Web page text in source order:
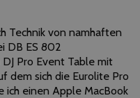
Technik von namhaften
DB ES 802
Pro Event Table mit
dem sich die Eurolite Pro
ich einen Apple MacBook